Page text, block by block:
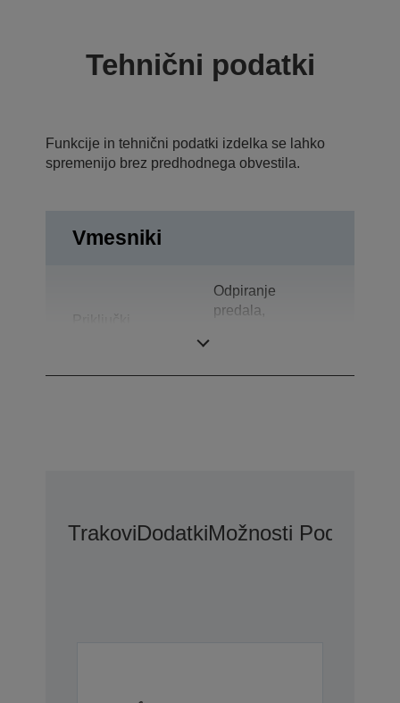
Tehnični podatki
Funkcije in tehnični podatki izdelka se lahko
spremenijo brez predhodnega obvestila.
Vmesniki
Odpiranje
predala,
TrakoviDodatkiMožnosti